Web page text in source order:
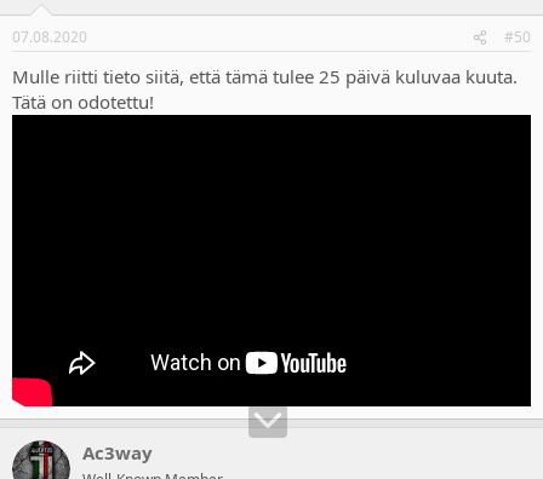
07.08.2020 #50
Mulle riitti tieto siitä, että tämä tulee 25 päivä kuluvaa kuuta.
Tätä on odotettu!
Ac3way